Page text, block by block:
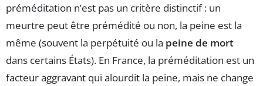
préméditation n’est pas un critère distinctif : un
meurtre peut être prémédité ou non, la peine est la
même (souvent la perpétuité ou la peine de mort
dans certains États). En France, la préméditation est un
facteur aggravant qui alourdit la peine, mais ne change